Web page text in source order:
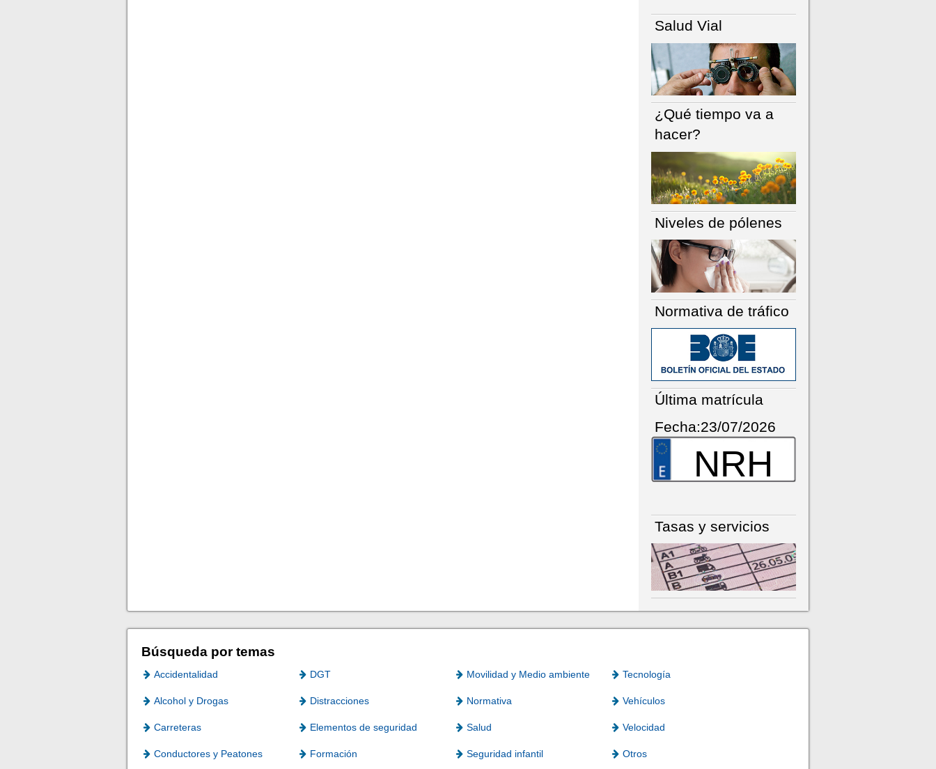
Salud Vial
¿Qué tiempo va a
hacer?
Niveles de pólenes
Normativa de tráfico
Última matrícula
Fecha:23/07/2026
NRH
Tasas y servicios
Búsqueda por temas
Accidentalidad DGT Movilidad y Medio ambiente Tecnología
Alcohol y Drogas Distracciones Normativa Vehículos
Carreteras Elementos de seguridad Salud Velocidad
Conductores y Peatones Formación Seguridad infantil Otros